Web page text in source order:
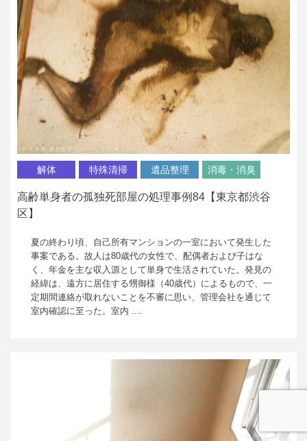
解体 特殊清掃 遺品整理 消毒・消臭
高齢単身者の孤独死部屋の処理事例84【東京都渋谷
区】
夏の終わり頃、自己所有マンションの一室において発生した
事案である。故人は80歳代の女性で、配偶者および子はな
く、年金を主な収入源として単身で生活されていた。発見の
経緯は、遠方に居住する甥御様（40歳代）によるもので、一
定期間連絡が取れないことを不審に思い、管理会社を通じて
室内確認に至った。室内 ....